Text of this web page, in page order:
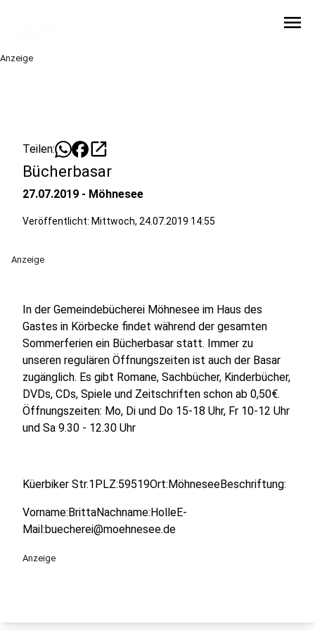
menu
Anzeige
Teilen: open_in_new
Bücherbasar
27.07.2019 - Möhnesee
Veröffentlicht: Mittwoch, 24.07.2019 14:55
Anzeige
In der Gemeindebücherei Möhnesee im Haus des
Gastes in Körbecke findet während der gesamten
Sommerferien ein Bücherbasar statt. Immer zu
unseren regulären Öffnungszeiten ist auch der Basar
zugänglich. Es gibt Romane, Sachbücher, Kinderbücher,
DVDs, CDs, Spiele und Zeitschriften schon ab 0,50€.
Öffnungszeiten: Mo, Di und Do 15-18 Uhr, Fr 10-12 Uhr
und Sa 9.30 - 12.30 Uhr
Küerbiker Str.1PLZ:59519Ort:MöhneseeBeschriftung:
Vorname:BrittaNachname:HolleE-
Mail:buecherei@moehnesee.de
Anzeige